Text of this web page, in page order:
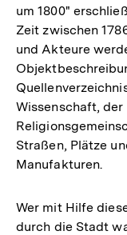
um 1800"
Zeit zwischen
und Akteure
Wissenschaft, der
Straßen, Plätze
Manufakturen.
Wer mit Hilfe
durch die Stadt